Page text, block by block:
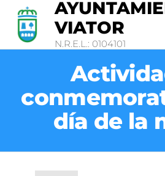
VIATOR
N.R.E.L.: 0104101
día de la